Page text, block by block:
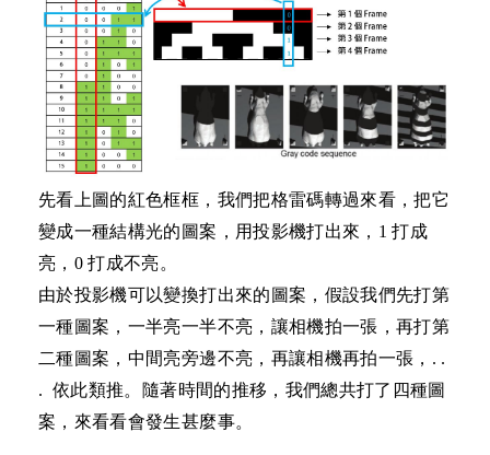
先看上圖的紅色框框， 我們把格雷碼轉過來看，把它
變成一種結構光的圖案，用投影機打出來， 1打成
亮， 0打成不亮。
由於投影機可以變換打出來的圖案，假設我們先打第
一種圖案，一半亮一半不亮，讓相機拍一張，再打第
二種圖案，中間亮旁邊不亮，再讓相機再拍一張， . .
. 依此類推。 隨著時間的推移，我們總共打了四種圖
案，來看看會發生甚麼事。